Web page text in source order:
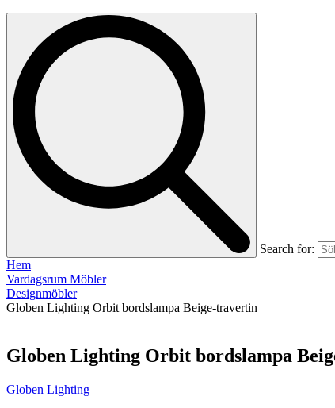
Search for:
Hem
Vardagsrum Möbler
Designmöbler
Globen Lighting Orbit bordslampa Beige-travertin
Globen Lighting Orbit bordslampa
Globen Lighting